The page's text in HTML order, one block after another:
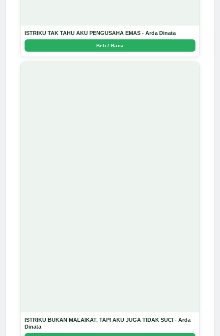
ISTRIKU TAK TAHU AKU PENGUSAHA EMAS - Arda Dinata
Beli / Baca
ISTRIKU BUKAN MALAIKAT, TAPI AKU JUGA TIDAK SUCI - Arda
Dinata